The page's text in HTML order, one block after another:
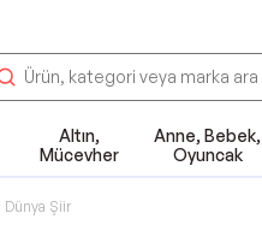
Altın,
Mücevher
Anne, Bebek,
Oyuncak
Dünya Şiir